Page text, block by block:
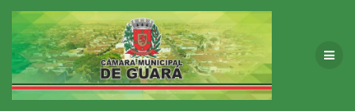
Skip
to
content